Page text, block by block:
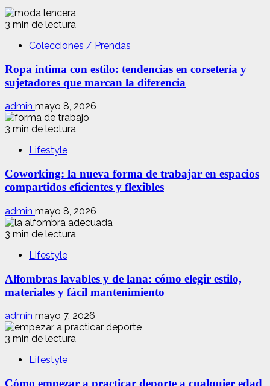
3 min de lectura
Colecciones / Prendas
Ropa íntima con estilo: tendencias en corsetería y
sujetadores que marcan la diferencia
admin mayo 8, 2026
3 min de lectura
Lifestyle
Coworking: la nueva forma de trabajar en espacios
compartidos eficientes y flexibles
admin mayo 8, 2026
3 min de lectura
Lifestyle
Alfombras lavables y de lana: cómo elegir estilo,
materiales y fácil mantenimiento
admin mayo 7, 2026
3 min de lectura
Lifestyle
Cómo empezar a practicar deporte a cualquier edad